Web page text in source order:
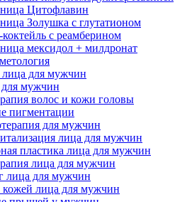
Цитофлавин
Золушка с глутатионом
коктейль с реамберином
мексидол + милдронат
лица для мужчин
для мужчин
волос и кожи головы
пигментации
для мужчин
лица для мужчин
пластика лица для мужчин
лица для мужчин
лица для мужчин
кожей лица для мужчин